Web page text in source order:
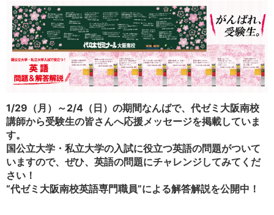
1/29（月）～2/4（日）の期間なんばで、代ゼミ大阪南校
講師から受験生の皆さんへ応援メッセージを掲載していま
す。
国公立大学・私立大学の入試に役立つ英語の問題がついて
いますので、ぜひ、英語の問題にチャレンジしてみてくだ
さい！
“代ゼミ大阪南校英語専門職員”による解答解説を公開中！